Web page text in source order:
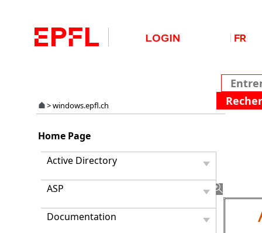
>windows.epfl.ch
Home Page
Active Directory
ASP
Documentation